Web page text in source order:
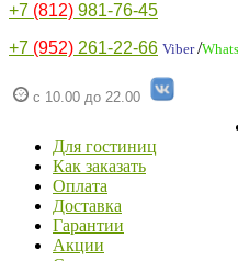
+7 (812) 981-76-45
+7 (952) 261-22-66 Viber/
с 10.00 до 22.00
Для гостиниц
Как заказать
Оплата
Доставка
Гарантии
Акции